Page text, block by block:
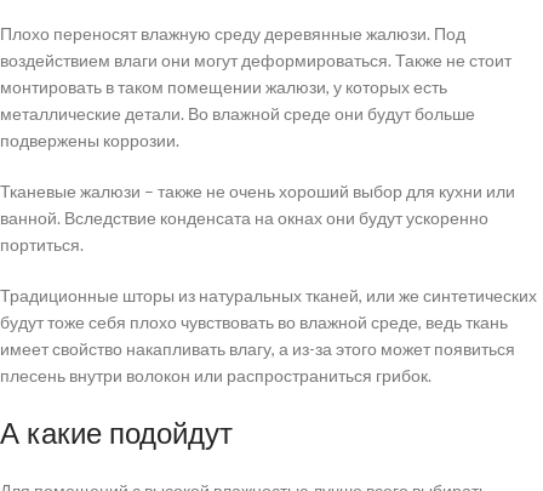
Плохо переносят влажную среду деревянные жалюзи. Под
воздействием влаги они могут деформироваться. Также не стоит
монтировать в таком помещении жалюзи, у которых есть
металлические детали. Во влажной среде они будут больше
подвержены коррозии.
Тканевые жалюзи – также не очень хороший выбор для кухни или
ванной. Вследствие конденсата на окнах они будут ускоренно
портиться.
Традиционные шторы из натуральных тканей, или же синтетических
будут тоже себя плохо чувствовать во влажной среде, ведь ткань
имеет свойство накапливать влагу, а из-за этого может появиться
плесень внутри волокон или распространиться грибок.
А какие подойдут